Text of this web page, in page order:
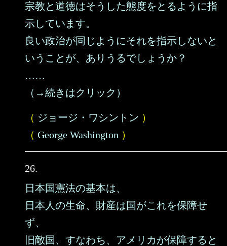
宗教と道徳はそうした態度をとるように指
示しています。
良い政治が同じようにそれを指示しないと
いうことが、ありうるでしょうか？
……
（→続きはクリック）
（ ジョージ・ワシントン ）
（ George Washington ）
26.
日本国憲法の基本は、
日本人の生命、財産は国がこれを保障せ
ず、
旧敵国、すなわち、アメリカが保障すると